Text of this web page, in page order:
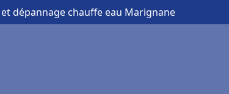
dépannage chauffe eau Marignane